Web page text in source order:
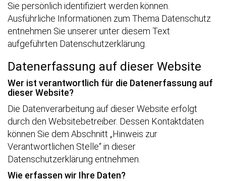
Sie persönlich identifiziert werden können.
Ausführliche Informationen zum Thema Datenschutz
entnehmen Sie unserer unter diesem Text
aufgeführten Datenschutzerklärung.
Datenerfassung auf dieser Website
Wer ist verantwortlich für die Datenerfassung auf
dieser Website?
Die Datenverarbeitung auf dieser Website erfolgt
durch den Websitebetreiber. Dessen Kontaktdaten
können Sie dem Abschnitt „Hinweis zur
Verantwortlichen Stelle“ in dieser
Datenschutzerklärung entnehmen.
Wie erfassen wir Ihre Daten?